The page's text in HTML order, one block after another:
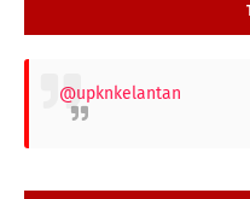
@upknkelantan